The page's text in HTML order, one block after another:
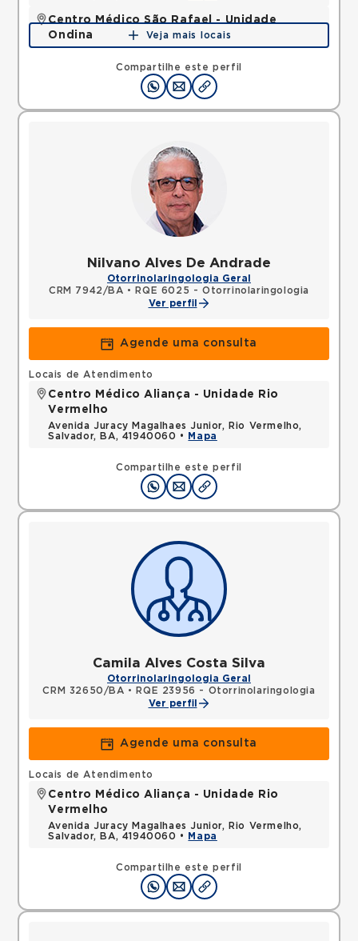
Compartilhe este perfil
Centro Médico São Rafael - Unidade
Ondina
Avenida Milton Santos, Ondina, Salvador, BA,
Mapa
Veja mais locais
Nilvano Alves De Andrade
Otorrinolaringologia Geral
CRM 7942/BA •
RQE 6025 - Otorrinolaringologia
Ver perfil
Agende uma consulta
Compartilhe este perfil
Locais de Atendimento
Centro Médico Aliança - Unidade Rio
Vermelho
Avenida Juracy Magalhaes Junior, Rio Vermelho,
Salvador, BA, 41940060 •
Mapa
Camila Alves Costa Silva
Otorrinolaringologia Geral
CRM 32650/BA •
RQE 23956 - Otorrinolaringologia
Ver perfil
Agende uma consulta
Compartilhe este perfil
Locais de Atendimento
Centro Médico Aliança - Unidade Rio
Vermelho
Avenida Juracy Magalhaes Junior, Rio Vermelho,
Salvador, BA, 41940060 •
Mapa